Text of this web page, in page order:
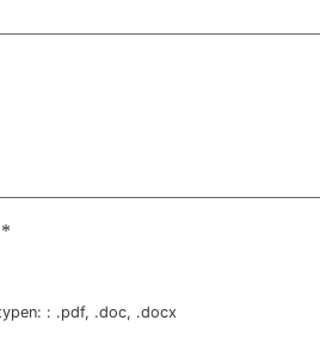
*
: .pdf, .doc, .docx